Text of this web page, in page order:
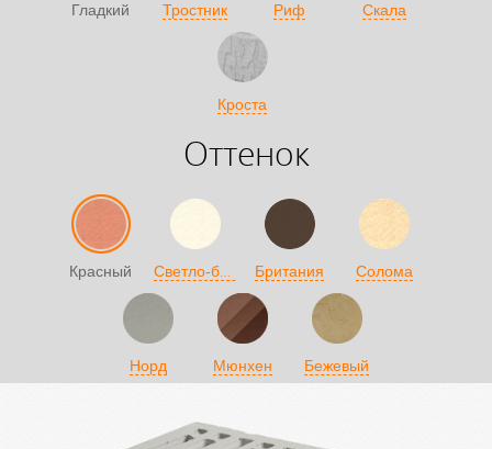
Гладкий Тростник Риф Скала
Кроста
Оттенок
Красный Светло-бежевый Британия Солома
Норд Мюнхен Бежевый